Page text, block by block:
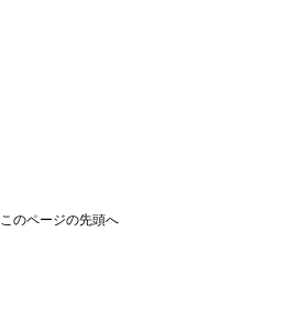
このページの先頭へ